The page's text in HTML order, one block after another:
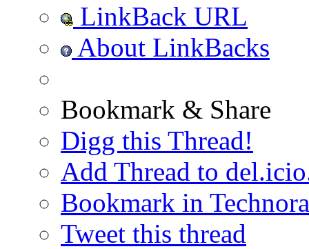
LinkBack URL
About LinkBacks
Bookmark & Share
Digg this Thread!
Add Thread to
Bookmark in
Tweet this thread